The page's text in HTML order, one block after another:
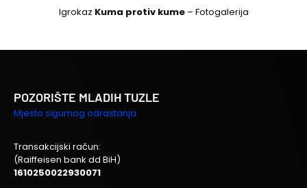
Igrokaz Kuma protiv kume– Fotogalerija
POZORIŠTE MLADIH TUZLE
Mjesto sigurnog odrastanja
Transakcijski račun:
(Raiffeisen bank dd BiH)
1610250022930071